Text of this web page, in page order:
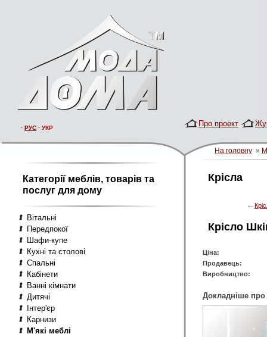
· РУС · УКР Про проект
На головну »
Категорії меблів, товарів та
послуг для дому
Вітальні
Передпокої
Шафи-купе
Кухні та столові
Спальні
Кабінети
Ванні кімнати
Дитячі
Інтер'єр
Карнизи
М'які меблі
Крісла
Крісло
Ціна:
Продавець:
Виробництво:
Докладніше